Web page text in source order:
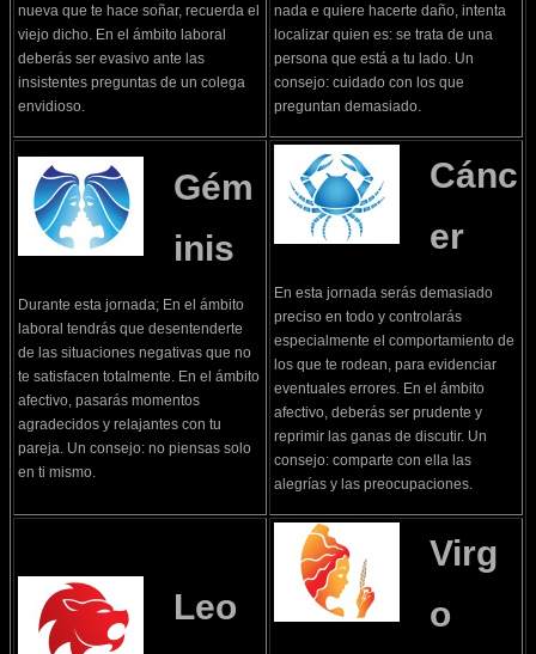
nueva que te hace soñar, recuerda el
viejo dicho. En el ámbito laboral
deberás ser evasivo ante las
insistentes preguntas de un colega
envidioso.
nada e quiere hacerte daño, intenta
localizar quien es: se trata de una
persona que está a tu lado. Un
consejo: cuidado con los que
preguntan demasiado.
Gém
inis
Durante esta jornada; En el ámbito
laboral tendrás que desentenderte
de las situaciones negativas que no
te satisfacen totalmente. En el ámbito
afectivo, pasarás momentos
agradecidos y relajantes con tu
pareja. Un consejo: no piensas solo
en ti mismo.
Cánc
er
En esta jornada serás demasiado
preciso en todo y controlarás
especialmente el comportamiento de
los que te rodean, para evidenciar
eventuales errores. En el ámbito
afectivo, deberás ser prudente y
reprimir las ganas de discutir. Un
consejo: comparte con ella las
alegrías y las preocupaciones.
Leo
Virg
o